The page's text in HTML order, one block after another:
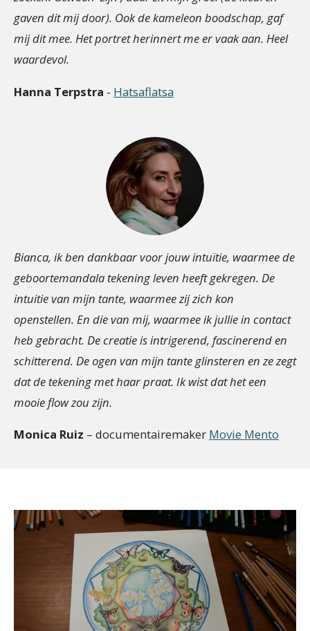
gaven dit mij door). Ook de kameleon boodschap, gaf
mij dit mee. Het portret herinnert me er vaak aan. Heel
waardevol.
Hanna Terpstra - Hatsaflatsa
Bianca, ik ben dankbaar voor jouw intuïtie, waarmee de
geboortemandala tekening leven heeft gekregen. De
intuitie van mijn tante, waarmee zij zich kon
openstellen. En die van mij, waarmee ik jullie in contact
heb gebracht. De creatie is intrigerend, fascinerend en
schitterend. De ogen van mijn tante glinsteren en ze zegt
dat de tekening met haar praat. Ik wist dat het een
mooie flow zou zijn.
Monica Ruiz – documentairemaker Movie Mento